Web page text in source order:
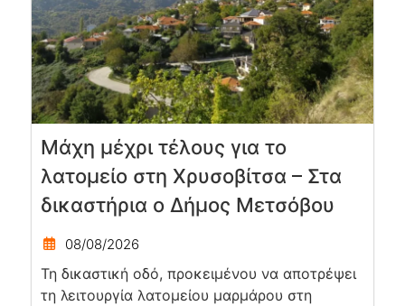
Μάχη μέχρι τέλους για το
λατομείο στη Χρυσοβίτσα – Στα
δικαστήρια ο Δήμος Μετσόβου
08/08/2026
Τη δικαστική οδό, προκειμένου να αποτρέψει
τη λειτουργία λατομείου μαρμάρου στη